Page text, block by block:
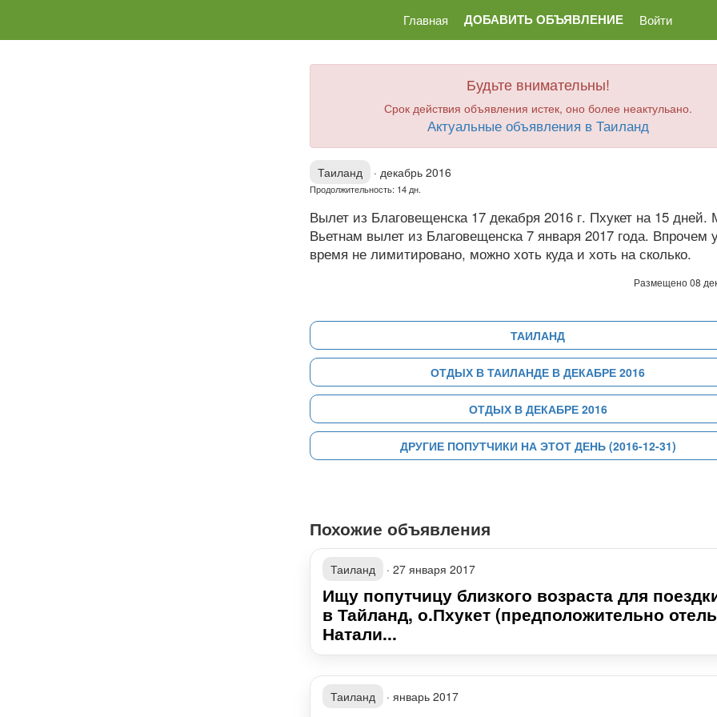
Главная ДОБАВИТЬ ОБЪЯВЛЕНИЕ Войти
Будьте внимательны!
Срок действия объявления истек, оно более неактульано.
Актуальные объявления в Таиланд
Таиланд · декабрь 2016
Продолжительность: 14 дн.
Вылет из Благовещенска 17 декабря 2016 г. Пхукет на 15 дней.
Вьетнам вылет из Благовещенска 7 января 2017 года. Впрочем
время не лимитировано, можно хоть куда и хоть на сколько.
Размещено 08
ТАИЛАНД
ОТДЫХ В ТАИЛАНДЕ В ДЕКАБРЕ 2016
ОТДЫХ В ДЕКАБРЕ 2016
ДРУГИЕ ПОПУТЧИКИ НА ЭТОТ ДЕНЬ (2016-12-31)
Похожие объявления
Таиланд · 27 января 2017
Ищу попутчицу близкого возраста для
в Тайланд, о.Пхукет (предположительно отель
Натали...
Таиланд · январь 2017